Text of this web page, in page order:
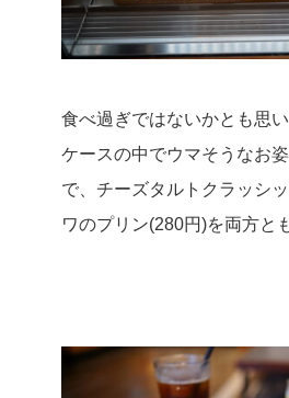
食べ過ぎではないかとも思
ケースの中でウマそうなお
で、チーズタルトクラッシ
ワのプリン(280円)を両方と